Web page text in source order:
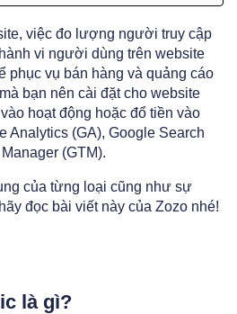
việc đo lượng người truy cập
vi người dùng trên website
phục vụ bán hàng và quảng cáo
bạn nên cài đặt cho website
hoạt động hoặc đổ tiền vào
Analytics (GA), Google Search
(GTM).
của từng loại cũng như sự
đọc bài viết này của Zozo nhé!
là gì?